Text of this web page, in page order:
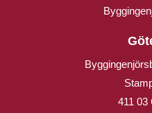
411 03